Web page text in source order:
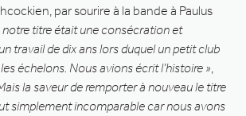
par sourire à la bande à Paulus
titre était une consécration et
travail de dix ans lors duquel un petit club
échelons. Nous avions écrit l’histoire »
la saveur de remporter à nouveau le titre
simplement incomparable car nous avons